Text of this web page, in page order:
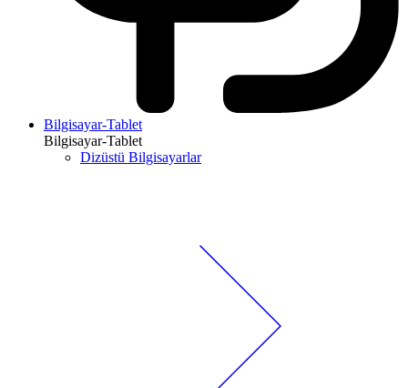
Bilgisayar-Tablet
Bilgisayar-Tablet
Dizüstü Bilgisayarlar